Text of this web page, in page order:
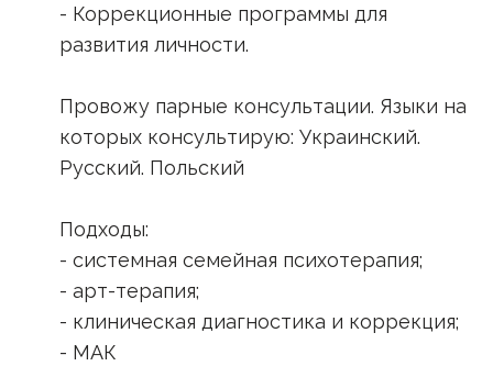
- Коррекционные программы для
развития личности.
Провожу парные консультации. Языки на
которых консультирую: Украинский.
Русский. Польский
Подходы:
- системная семейная психотерапия;
- арт-терапия;
- клиническая диагностика и коррекция;
- МАК